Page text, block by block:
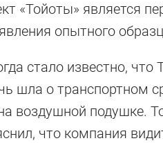
«Тойоты» является
опытного
стало известно, что
шла о транспортном
воздушной подушке.
что компания